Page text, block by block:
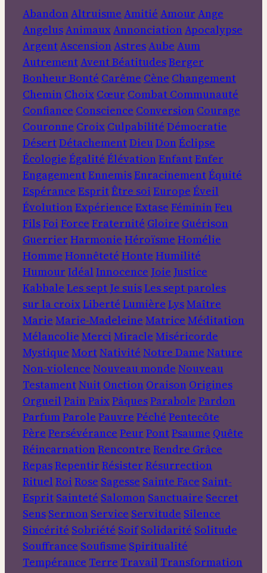
AbandonAltruisme Amitié Amour Ange
AngelusAnimauxAnnonciationApocalypse
ArgentAscensionAstresAube Aum
AutrementAventBéatitudesBerger
Bonheur Bonté Carême Cène Changement
Chemin Choix Cœur Combat Communauté
Confiance Conscience Conversion Courage
Couronne Croix Culpabilité Démocratie
DésertDétachementDieuDonÉclipse
Écologie Égalité ÉlévationEnfantEnfer
EngagementEnnemisEnracinementÉquité
Espérance EspritÊtre soi Europe Éveil
ÉvolutionExpérience Extase FémininFeu
FilsFoi Force Fraternité Gloire Guérison
Guerrier Harmonie Héroïsme Homélie
Homme Honnêteté Honte Humilité
Humour Idéal Innocence Joie Justice
Kabbale Les sept Je suisLes sept paroles
sur la croixLiberté Lumière LysMaître
Marie Marie-Madeleine Matrice Méditation
Mélancolie Merci Miracle Miséricorde
Mystique MortNativité Notre Dame Nature
Non-violence Nouveau monde Nouveau
TestamentNuit Onction Oraison Origines
Orgueil PainPaixPâquesParabole Pardon
ParfumParole Pauvre Péché Pentecôte
Père Persévérance Peur PontPsaume Quête
RéincarnationRencontre Rendre Grâce
RepasRepentir Résister Résurrection
Rituel Roi Rose Sagesse Sainte Face Saint-
Esprit Sainteté Salomon Sanctuaire Secret
Sens Sermon Service Servitude Silence
Sincérité Sobriété Soif Solidarité Solitude
Souffrance Soufisme Spiritualité
Tempérance Terre Travail Transformation